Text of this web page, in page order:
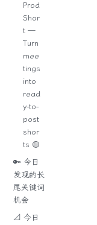
Prod
Shor
t —
Turn
mee
tings
into
read
y-to-
post
shor
ts 🟡
🔑 今日
发现的长
尾关键词
机会
📐 今日